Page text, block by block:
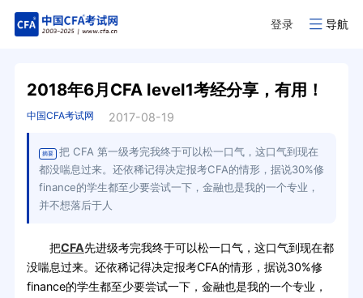
登录 导航
2018年6月CFA level1考经分享，有用！
中国CFA考试网 2017-08-19
摘要
把 CFA 第一级考完我终于可以松一口气，这口气到现在
都没喘息过来。还依稀记得决定报考CFA的情形，据说30%修
finance的学生都至少要尝试一下，金融也是我的一个专业，
并不想落后于人
把CFA先进级考完我终于可以松一口气，这口气到现在都
没喘息过来。还依稀记得决定报考CFA的情形，据说30%修
finance的学生都至少要尝试一下，金融也是我的一个专业，